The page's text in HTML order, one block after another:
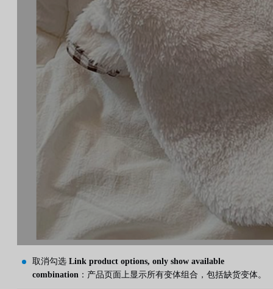
取消勾选 Link product options, only show available
combination ：产品页面上显示所有变体组合，包括缺货变体。